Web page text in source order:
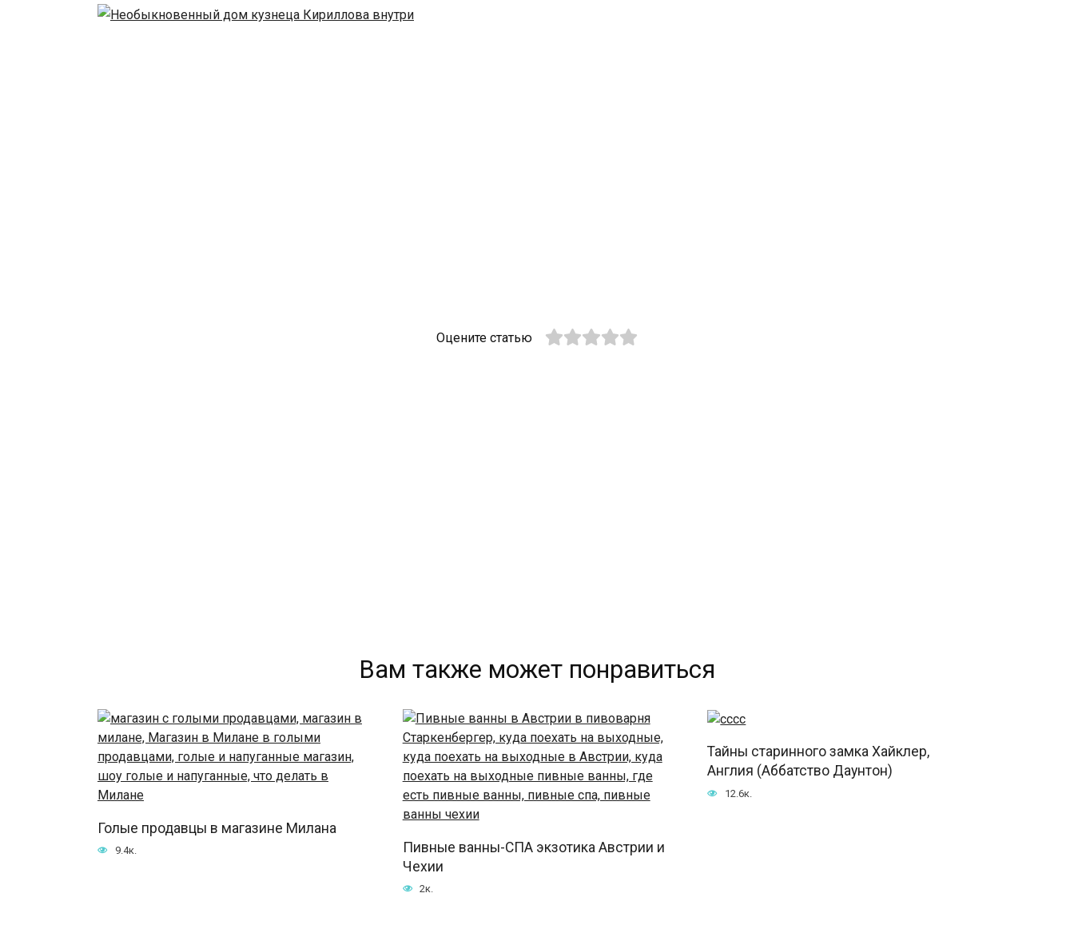
Оцените статью
Вам также может понравиться
Голые продавцы в магазине Милана
9.4к.
Пивные ванны-СПА экзотика Австрии и
Чехии
2к.
Тайны старинного замка Хайклер,
Англия (Аббатство Даунтон)
12.6к.